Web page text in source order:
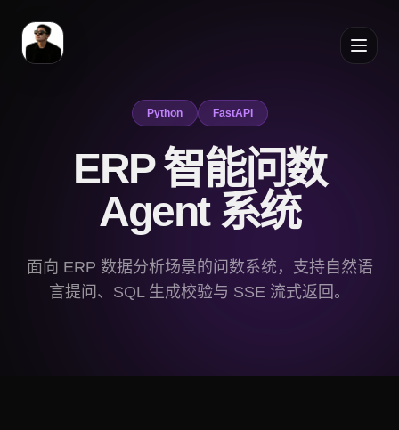
Python FastAPI
ERP 智能问数
Agent 系统
面向 ERP 数据分析场景的问数系统，支持自然语
言提问、SQL 生成校验与 SSE 流式返回。